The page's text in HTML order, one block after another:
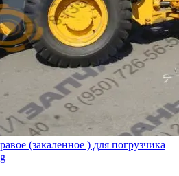
(закаленное ) для погрузчика